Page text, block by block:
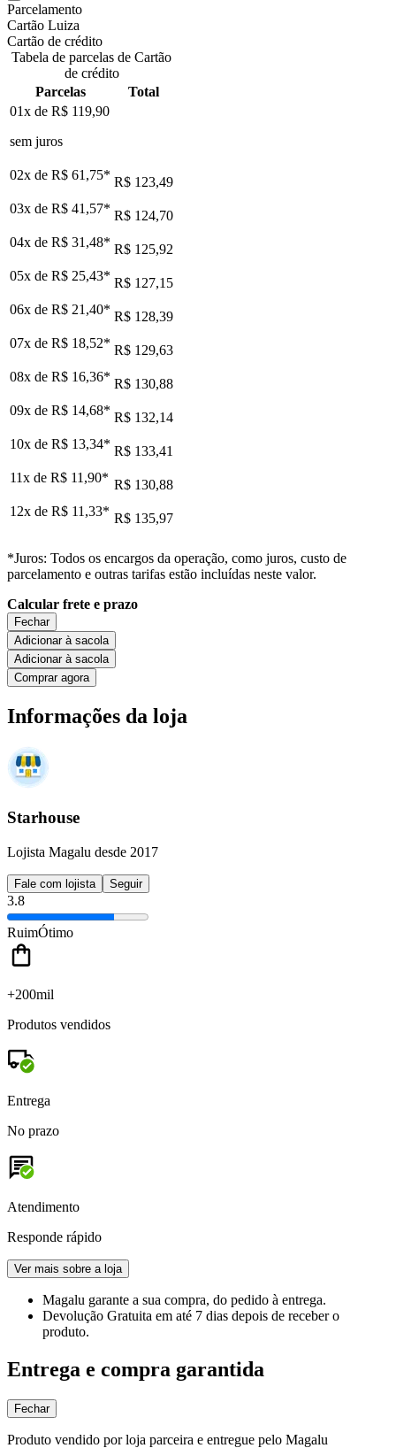
Parcelamento
Cartão Luiza
Cartão de crédito
Tabela de parcelas de Cartão
de crédito
Parcelas
Total
01x de R$ 119,90
sem juros
02x de R$ 61,75* R$ 123,49
03x de R$ 41,57* R$ 124,70
04x de R$ 31,48* R$ 125,92
05x de R$ 25,43* R$ 127,15
06x de R$ 21,40* R$ 128,39
07x de R$ 18,52* R$ 129,63
08x de R$ 16,36* R$ 130,88
09x de R$ 14,68* R$ 132,14
10x de R$ 13,34* R$ 133,41
11x de R$ 11,90* R$ 130,88
12x de R$ 11,33* R$ 135,97
*Juros: Todos os encargos da operação, como juros, custo de
parcelamento e outras tarifas estão incluídas neste valor.
Calcular frete e prazo
Fechar
Adicionar à sacola
Adicionar à sacola
Comprar agora
Informações da loja
Starhouse
Lojista Magalu desde 2017
Fale com lojista Seguir
3.8
RuimÓtimo
+200mil
Produtos vendidos
Entrega
No prazo
Atendimento
Responde rápido
Ver mais sobre a loja
Magalu garante a sua compra, do pedido à entrega.
Devolução Gratuita em até 7 dias depois de receber o
produto.
Entrega e compra garantida
Fechar
Produto vendido por loja parceira e entregue pelo Magalu